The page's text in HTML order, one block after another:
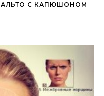
С КАПЮШОНОМ